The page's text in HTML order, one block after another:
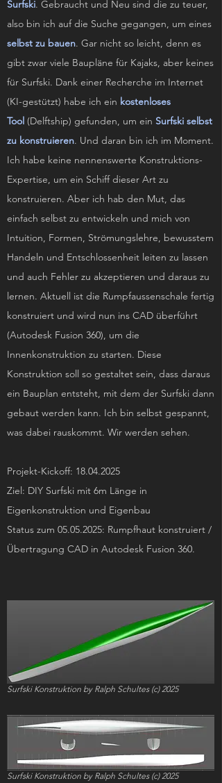
Surfski. Gebraucht und Neu sind die zu teuer,
also bin ich auf die Suche gegangen, um eines
selbst zu bauen. Gar nicht so leicht, denn es
gibt zwar viele Baupläne für Kajaks, aber keines
für Surfski. Dank einer Recherche im Internet
(KI-gestützt) habe ich ein kostenloses
Tool (Delftship) gefunden, um ein Surfski selbst
zu konstruieren. Und daran bin ich im Moment.
Ich habe keine nennenswerte Konstruktions-
Expertise, um ein Schiff dieser Art zu
konstruieren. Aber ich hab den Mut, das
einfach selbst zu entwickeln und mich von
Intuition, Formen, Strömungslehre, bewusstem
Handeln und Entschlossenheit leiten zu lassen
und auch Fehler zu akzeptieren und daraus zu
lernen. Aktuell ist die Rumpfaussenschale fertig
konstruiert und wird nun ins CAD überführt
(Autodesk Fusion 360), um die
Innenkonstruktion zu starten. Diese
Konstruktion soll so gestaltet sein, dass daraus
ein Bauplan entsteht, mit dem der Surfski dann
gebaut werden kann. Ich bin selbst gespannt,
was dabei rauskommt. Wir werden sehen.
Projekt-Kickoff: 18.04.2025
Ziel: DIY Surfski mit 6m Länge in
Eigenkonstruktion und Eigenbau
Status zum 05.05.2025: Rumpfhaut konstruiert /
Übertragung CAD in Autodesk Fusion 360.
Surfski Konstruktion by Ralph Schultes (c) 2025
Surfski Konstruktion by Ralph Schultes (c) 2025